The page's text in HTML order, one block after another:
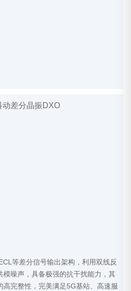
等差分信号输出架构，利用双线反
模噪声，具备极强的抗干扰能力，其
高完整性，完美满足5G基站、高速服